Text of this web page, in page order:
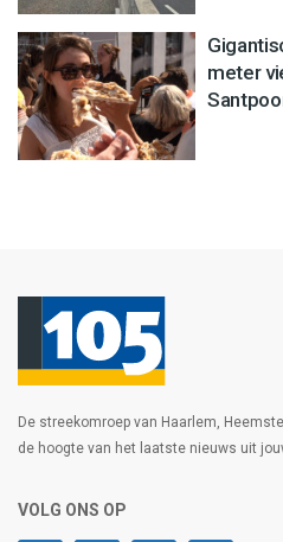
meter
De streekomroep van Haarlem,
de hoogte van het laatste nieuws uit
VOLG ONS OP